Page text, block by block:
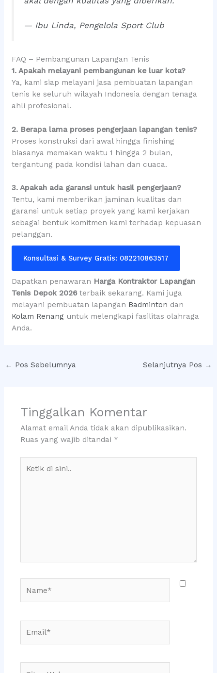
— Ibu Linda, Pengelola Sport Club
FAQ – Pembangunan Lapangan Tenis
1. Apakah melayani pembangunan ke luar kota?
Ya, kami siap melayani jasa pembuatan lapangan
tenis ke seluruh wilayah Indonesia dengan tenaga
ahli profesional.
2. Berapa lama proses pengerjaan lapangan tenis?
Proses konstruksi dari awal hingga finishing
biasanya memakan waktu 1 hingga 2 bulan,
tergantung pada kondisi lahan dan cuaca.
3. Apakah ada garansi untuk hasil pengerjaan?
Tentu, kami memberikan jaminan kualitas dan
garansi untuk setiap proyek yang kami kerjakan
sebagai bentuk komitmen kami terhadap kepuasan
pelanggan.
Konsultasi & Survey Gratis: 082210863517
Dapatkan penawaran Harga Kontraktor Lapangan
Tenis Depok 2026terbaik sekarang. Kami juga
melayani pembuatan lapangan Badminton dan
Kolam Renang untuk melengkapi fasilitas olahraga
Anda.
← Pos Sebelumnya Selanjutnya Pos →
Tinggalkan Komentar
Alamat email Anda tidak akan dipublikasikan.
Ruas yang wajib ditandai *